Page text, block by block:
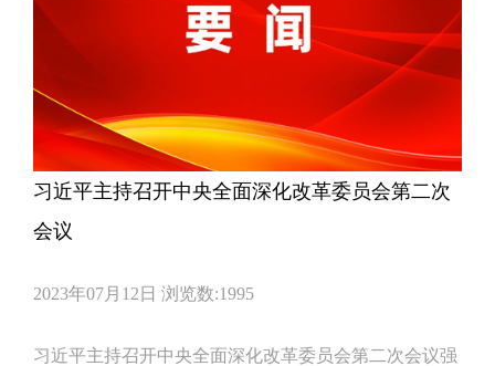
习近平主持召开中央全面深化改革委员会第二次
会议
2023年07月12日 浏览数:1995
习近平主持召开中央全面深化改革委员会第二次会议强